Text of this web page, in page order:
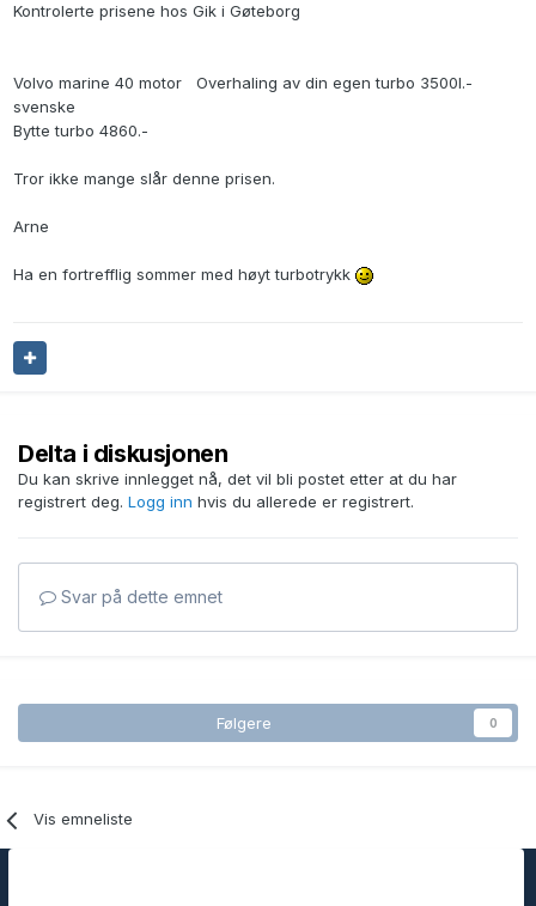
Kontrolerte prisene hos Gik i Gøteborg
Volvo marine 40 motor Overhaling av din egen turbo 3500l.-
svenske
Bytte turbo 4860.-
Tror ikke mange slår denne prisen.
Arne
Ha en fortrefflig sommer med høyt turbotrykk
Delta i diskusjonen
Du kan skrive innlegget nå, det vil bli postet etter at du har
registrert deg. Logg inn hvis du allerede er registrert.
Svar på dette emnet
Følgere 0
Vis emneliste